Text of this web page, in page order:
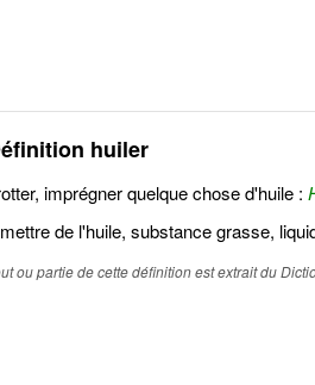
huiler
imprégner quelque chose d'huile :
de l'huile, substance grasse,
ou partie de cette définition est extrait du